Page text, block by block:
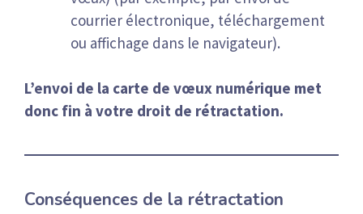
courrier électronique, téléchargement
ou affichage dans le navigateur).
L’envoi de la carte de vœux numérique met
donc fin à votre droit de rétractation.
Conséquences de la rétractation